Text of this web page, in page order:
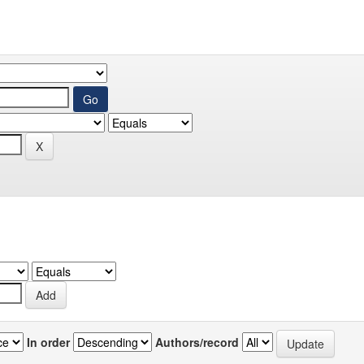
In order Authors/record